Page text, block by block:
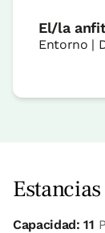
El/la
Entorno |
Estancias
Capacidad: 11